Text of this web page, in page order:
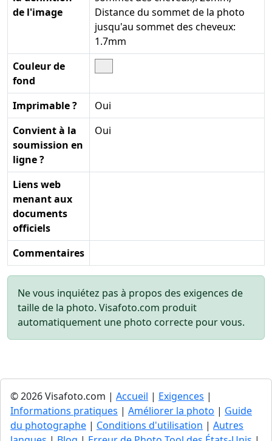
de l'image
Distance du sommet de la photo
jusqu'au sommet des cheveux:
1.7mm
Couleur de
fond
Imprimable ?
Oui
Convient à la
soumission en
ligne ?
Oui
Liens web
menant aux
documents
officiels
Commentaires
Ne vous inquiétez pas à propos des exigences de
taille de la photo. Visafoto.com produit
automatiquement une photo correcte pour vous.
© 2026 Visafoto.com | Accueil | Exigences |
Informations pratiques | Améliorer la photo | Guide
du photographe | Conditions d'utilisation | Autres